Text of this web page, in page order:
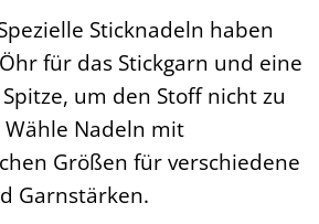
Sticknadeln haben
für das Stickgarn und eine
um den Stoff nicht zu
Wähle Nadeln mit
Größen für verschiedene
Garnstärken.